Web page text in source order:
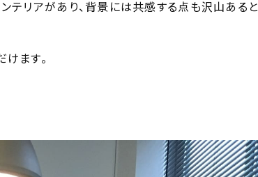
テリアがあり、背景には共感する点も沢山あると
けます。